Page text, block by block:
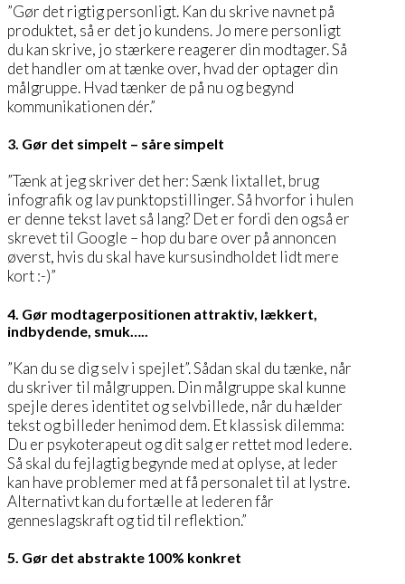
”Gør det rigtig personligt. Kan du skrive navnet på
produktet, så er det jo kundens. Jo mere personligt
du kan skrive, jo stærkere reagerer din modtager. Så
det handler om at tænke over, hvad der optager din
målgruppe. Hvad tænker de på nu og begynd
kommunikationen dér.”
3. Gør det simpelt – såre simpelt
”Tænk at jeg skriver det her: Sænk lixtallet, brug
infografik og lav punktopstillinger. Så hvorfor i hulen
er denne tekst lavet så lang? Det er fordi den også er
skrevet til Google – hop du bare over på annoncen
øverst, hvis du skal have kursusindholdet lidt mere
kort :-)”
4. Gør modtagerpositionen attraktiv, lækkert,
indbydende, smuk…..
”Kan du se dig selv i spejlet”. Sådan skal du tænke, når
du skriver til målgruppen. Din målgruppe skal kunne
spejle deres identitet og selvbillede, når du hælder
tekst og billeder henimod dem. Et klassisk dilemma:
Du er psykoterapeut og dit salg er rettet mod ledere.
Så skal du fejlagtig begynde med at oplyse, at leder
kan have problemer med at få personalet til at lystre.
Alternativt kan du fortælle at lederen får
genneslagskraft og tid til reflektion.”
5. Gør det abstrakte 100% konkret